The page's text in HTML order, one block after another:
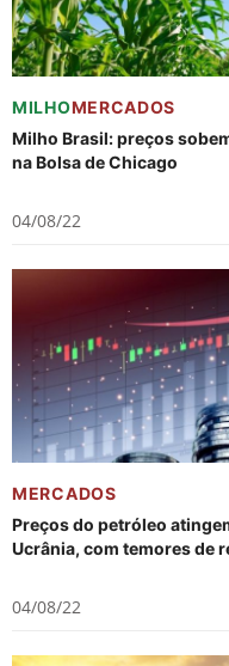
MILHOMERCADOS
Milho Brasil: preços
na Bolsa de Chicago
04/08/22
MERCADOS
Preços do petróleo
Ucrânia, com temores de
04/08/22